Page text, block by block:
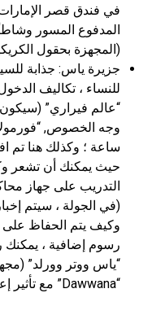
في فندق قصر
المدفوع المسور
(المجهزة بحقول
جزيرة ياس: جذابة
للنساء ، تكاليف
“عالم فيراري”
ساعة ؛ وكذلك هنا تم
حيث يمكنك أن تشعر
التدريب على جهاز
(في الجولة ، سيتم
وكيف يتم الحفاظ على
رسوم إضافية ، يمكنك
“Dawwana” مع تأثير إعصار).